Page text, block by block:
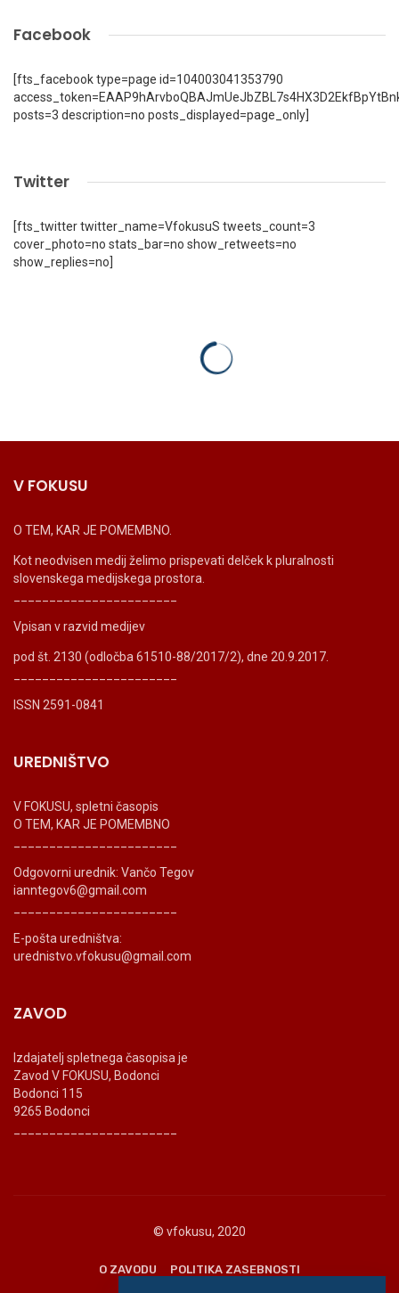
Facebook
[fts_facebook type=page id=104003041353790
posts=3 description=no posts_displayed=page_only]
Twitter
[fts_twitter twitter_name=VfokusuS tweets_count=3
cover_photo=no stats_bar=no show_retweets=no
show_replies=no]
V FOKUSU
O TEM, KAR JE POMEMBNO.
Kot neodvisen medij želimo prispevati delček k pluralnosti
slovenskega medijskega prostora.
Vpisan v razvid medijev
pod št. 2130 (odločba 61510-88/2017/2), dne 20.9.2017.
ISSN 2591-0841
UREDNIŠTVO
V FOKUSU, spletni časopis
O TEM, KAR JE POMEMBNO
Odgovorni urednik: Vančo Tegov
ianntegov6@gmail.com
E-pošta uredništva:
urednistvo.vfokusu@gmail.com
ZAVOD
Izdajatelj spletnega časopisa je
Zavod V FOKUSU, Bodonci
Bodonci 115
9265 Bodonci
© vfokusu, 2020
O ZAVODU POLITIKA ZASEBNOSTI